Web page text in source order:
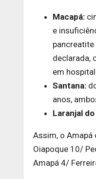
Macapá:
e
declarada,
em
Santana:
anos,
Laranjal
Assim, o
Oiapoque 10/
Amapá 4/